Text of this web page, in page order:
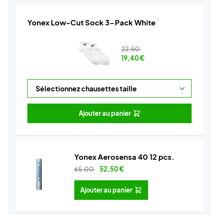
Yonex Low-Cut Sock 3-Pack White
22,50
19,40€
Ajouter au panier
Yonex Aerosensa 40 12 pcs.
65,00 52,50€
Ajouter au panier